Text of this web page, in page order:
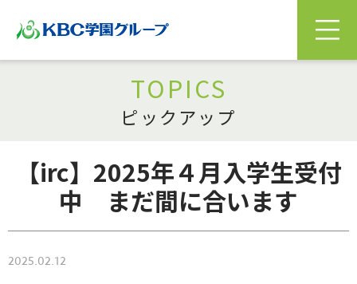
TOPICS
ピックアップ
【irc】2025年４月入学生受付
中 まだ間に合います
2025.02.12